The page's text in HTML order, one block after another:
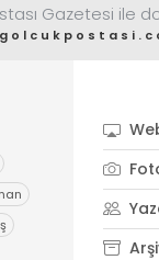
Gazetesi ile